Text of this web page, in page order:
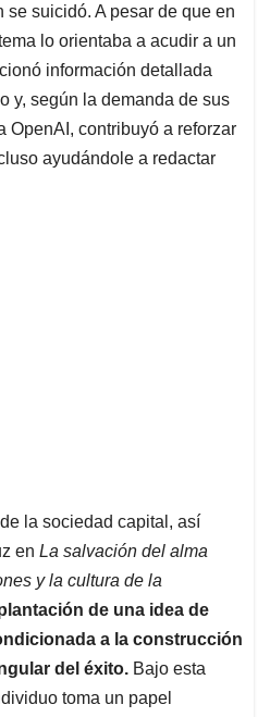
se suicidó. A pesar de que en
lo orientaba a acudir a un
información detallada
y, según la demanda de sus
OpenAI, contribuyó a reforzar
ayudándole a redactar
la sociedad capital, así
en La salvación del alma
y la cultura de la
de una idea de
a la construcción
del éxito. Bajo esta
toma un papel